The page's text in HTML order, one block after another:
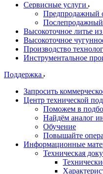
Сервисные услуги
Предпродажный
Послепродажный
Высокоточное литье
Высокоточное
Производство
Инструментальное
Поддержка
Запросить
Центр технической
Поможем в
Найдём аналог
Обучение
Повышайте
Информационные
Техническая